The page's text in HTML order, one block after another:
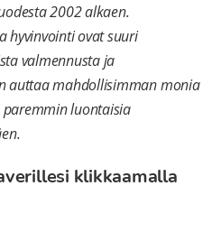
2002 alkaen.
hyvinvointi ovat suuri
valmennusta ja
auttaa mahdollisimman monia
luontaisia
klikkaamalla